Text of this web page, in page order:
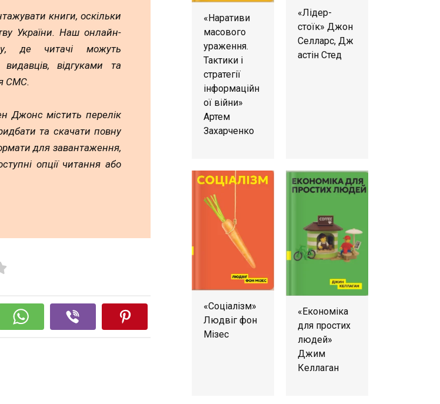
книги, оскільки
України. Наш онлайн-
де читачі можуть
відгуками та
СМС.
Джонс містить перелік
та скачати повну
для завантаження,
опції читання або
«Наративи
масового
ураження.
Тактики і
стратегії
інформаційн
ої війни»
Артем
Захарченко
«Лідер-
стоїк» Джон
Селларс, Дж
астін Стед
«Соціалізм»
Людвіг фон
Мізес
«Економіка
для простих
людей»
Джим
Келлаган